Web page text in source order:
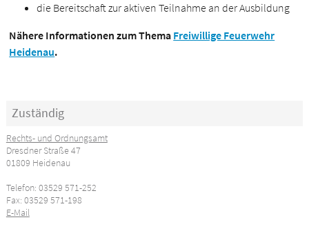
die Bereitschaft zur aktiven Teilnahme an der Ausbildung
Nähere Informationen zum Thema Freiwillige Feuerwehr
Heidenau.
Zuständig
Rechts- und Ordnungsamt
Dresdner Straße 47
01809 Heidenau
Telefon: 03529 571-252
Fax: 03529 571-198
E-Mail